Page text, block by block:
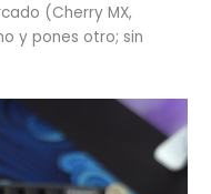
(Cherry MX,
y pones otro; sin